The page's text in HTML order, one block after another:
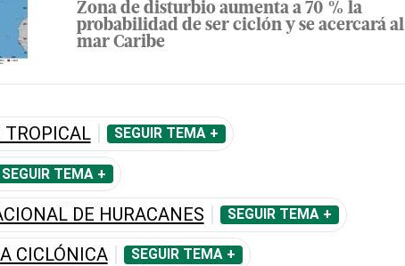
Zona de disturbio aumenta a 70 % la
probabilidad de ser ciclón y se acercará al
mar Caribe
TROPICAL SEGUIR TEMA +
SEGUIR TEMA +
DE HURACANES SEGUIR TEMA +
CICLÓNICA SEGUIR TEMA +